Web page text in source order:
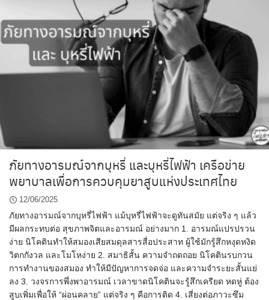
ภัยทางอารมณ์จากบุหรี่ และบุหรี่ไฟฟ้า เครือข่าย
พยาบาลเพื่อการควบคุมยาสูบแห่งประเทศไทย
12/06/2025
ภัยทางอารมณ์จากบุหรี่ไฟฟ้า แม้บุหรี่ไฟฟ้าจะดูทันสมัย แต่จริง ๆ แล้ว
มีผลกระทบต่อ สุขภาพจิตและอารมณ์ อย่างมาก 1. อารมณ์แปรปรวน
ง่าย นิโคตินทำให้สมองเสียสมดุลสารสื่อประสาท ผู้ใช้มักรู้สึกหงุดหงิด
วิตกกังวล และโมโหง่าย 2. สมาธิสั้น ความจำถดถอย นิโคตินรบกวน
การทำงานของสมอง ทำให้มีปัญหาการจดจ่อ และความจำระยะสั้นแย่
ลง 3. วงจรการพึ่งพาอารมณ์ เวลาขาดนิโคตินจะรู้สึกเครียด หดหู่ ต้อง
สูบเพิ่มเพื่อให้ “ผ่อนคลาย” แต่จริง ๆ คือการติด 4. เสี่ยงต่อภาวะซึม